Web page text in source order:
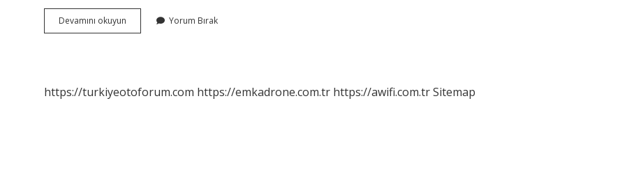
Devamını okuyun Anksiyete
Bayılma
Yorum Bırak
https://turkiyeotoforum.com https://emkadrone.com.tr https://awifi.com.trSitemap